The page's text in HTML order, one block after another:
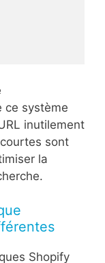
ce système
inutilement
sont
la
Shopify